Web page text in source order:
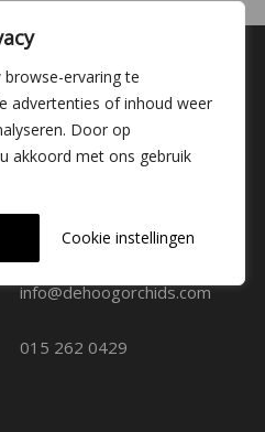
ervaring te
advertenties of inhoud weer
Door op
akkoord met ons gebruik
Cookie instellingen
Kwekerij Delfgauw
Vrederustlaan 10
2645 AW Delfgauw
info@dehoogorchids.com
015 262 0429